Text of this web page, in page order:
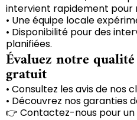
intervient rapidement pour
• Une équipe locale
• Disponibilité pour des
planifiées.
Évaluez notre
gratuit
• Consultez les avis de nos
• Découvrez nos garanties
👉 Contactez-nous pour un